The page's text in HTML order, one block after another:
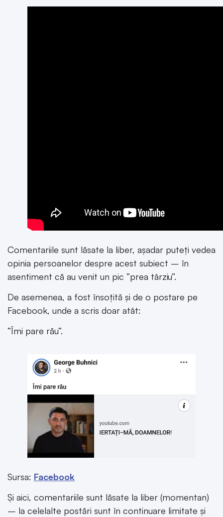
Comentariile sunt lăsate la liber, așadar puteți vedea
opinia persoanelor despre acest subiect – în
asentiment că au venit un pic ”prea târziu”.
De asemenea, a fost însoțită și de o postare pe
Facebook, unde a scris doar atât:
”Îmi pare rău”.
Sursa: Facebook
Și aici, comentariile sunt lăsate la liber (momentan)
– la celelalte postări sunt în continuare limitate și